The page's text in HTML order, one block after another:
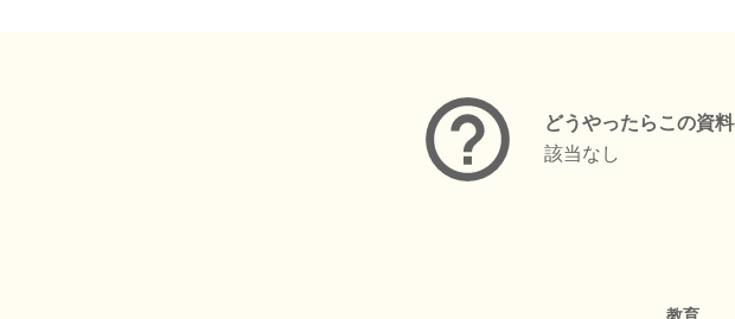
どうやったらこの資
該当なし